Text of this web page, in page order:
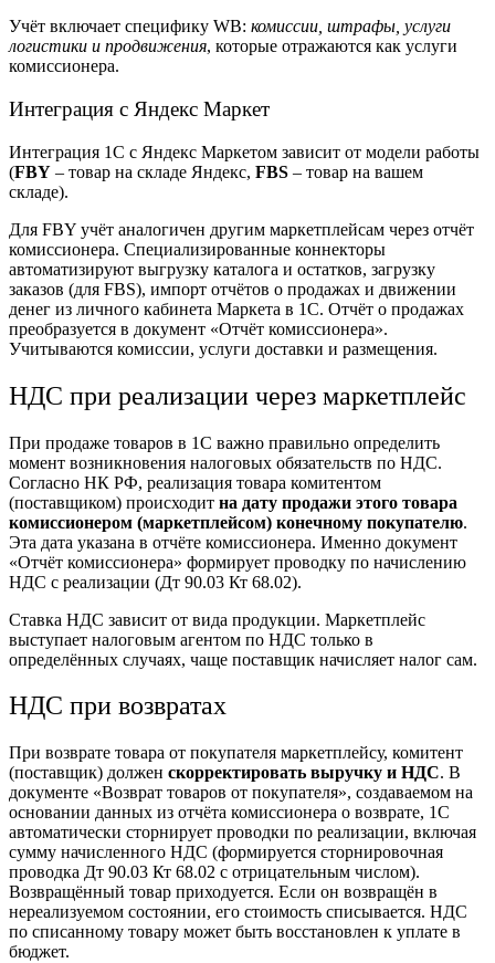
Учёт включает специфику WB: комиссии, штрафы, услуги
логистики и продвижения, которые отражаются как услуги
комиссионера.
Интеграция с Яндекс Маркет
Интеграция 1С с Яндекс Маркетом зависит от модели работы
(FBY – товар на складе Яндекс, FBS – товар на вашем
складе).
Для FBY учёт аналогичен другим маркетплейсам через отчёт
комиссионера. Специализированные коннекторы
автоматизируют выгрузку каталога и остатков, загрузку
заказов (для FBS), импорт отчётов о продажах и движении
денег из личного кабинета Маркета в 1С. Отчёт о продажах
преобразуется в документ «Отчёт комиссионера».
Учитываются комиссии, услуги доставки и размещения.
НДС при реализации через маркетплейс
При продаже товаров в 1С важно правильно определить
момент возникновения налоговых обязательств по НДС.
Согласно НК РФ, реализация товара комитентом
(поставщиком) происходит на дату продажи этого товара
комиссионером (маркетплейсом) конечному покупателю.
Эта дата указана в отчёте комиссионера. Именно документ
«Отчёт комиссионера» формирует проводку по начислению
НДС с реализации (Дт 90.03 Кт 68.02).
Ставка НДС зависит от вида продукции. Маркетплейс
выступает налоговым агентом по НДС только в
определённых случаях, чаще поставщик начисляет налог сам.
НДС при возвратах
При возврате товара от покупателя маркетплейсу, комитент
(поставщик) должен скорректировать выручку и НДС. В
документе «Возврат товаров от покупателя», создаваемом на
основании данных из отчёта комиссионера о возврате, 1С
автоматически сторнирует проводки по реализации, включая
сумму начисленного НДС (формируется сторнировочная
проводка Дт 90.03 Кт 68.02 с отрицательным числом).
Возвращённый товар приходуется. Если он возвращён в
нереализуемом состоянии, его стоимость списывается. НДС
по списанному товару может быть восстановлен к уплате в
бюджет.